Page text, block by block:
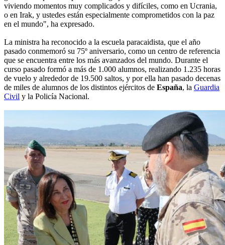
viviendo momentos muy complicados y difíciles, como en Ucrania,
o en Irak, y ustedes están especialmente comprometidos con la paz
en el mundo", ha expresado.
La ministra ha reconocido a la escuela paracaidista, que el año
pasado conmemoró su 75º aniversario, como un centro de referencia
que se encuentra entre los más avanzados del mundo. Durante el
curso pasado formó a más de 1.000 alumnos, realizando 1.235 horas
de vuelo y alrededor de 19.500 saltos, y por ella han pasado decenas
de miles de alumnos de los distintos ejércitos de España, la Guardia
Civil y la Policía Nacional.